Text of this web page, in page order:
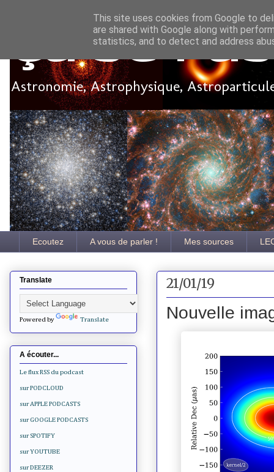
Ça se
Astronomie, Astrophysique,
Ecoutez A vous de parler ! Mes sources
21/01/19
Nouvelle
Translate
Powered by Translate
A écouter...
Le flux RSS du podcast
sur PODCLOUD
sur APPLE PODCASTS
sur GOOGLE PODCASTS
sur SPOTIFY
sur YOUTUBE
sur DEEZER
This site uses cookies from Google to
are shared with Google along with
statistics, and to detect and address